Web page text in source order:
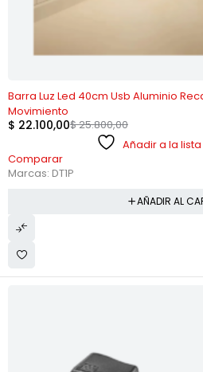
Barra Luz Led 40cm Usb Aluminio
Movimiento
$25.800,00
$ 22.100,00
Añadir a la
Comparar
Marcas: DT1P
AÑADIR AL